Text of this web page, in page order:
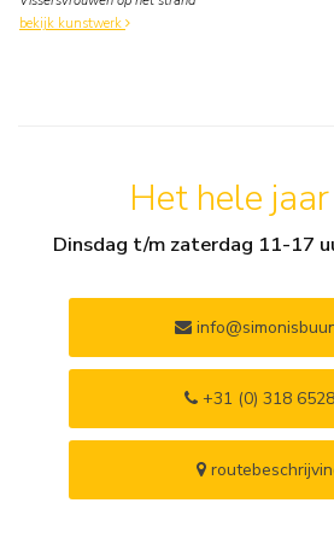
bekijk kunstwerk
Het hele
Dinsdag t/m zaterdag 11-17
+31 (0) 318